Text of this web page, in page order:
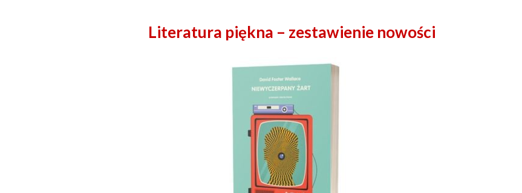
Literatura piękna – zestawienie nowości